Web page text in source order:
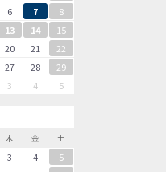
6 7
8
13 14
15
20 21
22
27 28
29
3 4 5
木 金 土
3 4
5